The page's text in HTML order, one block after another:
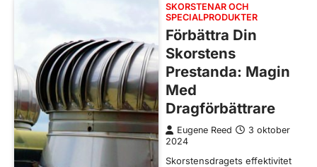
SKORSTENAR OCH
SPECIALPRODUKTER
Förbättra Din
Skorstens
Prestanda: Magin
Med
Dragförbättrare
Eugene Reed
3 oktober
2024
Skorstensdragets effektivitet